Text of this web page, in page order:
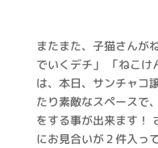
またまた、子猫さんが
でいくデチ」 「ねこけ
は、本日、サンチャコ
たり素敵なスペースで
をする事が出来ます！
にお見合いが２件入